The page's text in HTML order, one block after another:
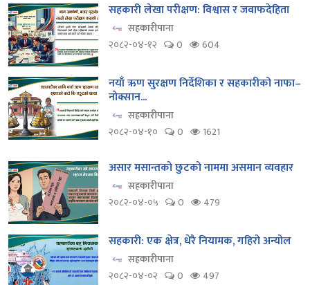
सहकारी लेखा परीक्षण: विश्वास र जवाफदेहिता
सहकारीपाना
२०८२-०४-१२
0 604
नयाँ ऋण सुरक्षण निर्देशिका र सहकारीको नाफा–
नोक्सान...
सहकारीपाना
२०८२-०४-१०
0 1621
असार मसान्तको छुटको नाममा असमान व्यवहार
सहकारीपाना
२०८२-०४-०५
0 479
सहकारी: एक क्षेत्र, धेरै नियामक, गहिरो अन्योल
सहकारीपाना
२०८२-०४-०२
0 497